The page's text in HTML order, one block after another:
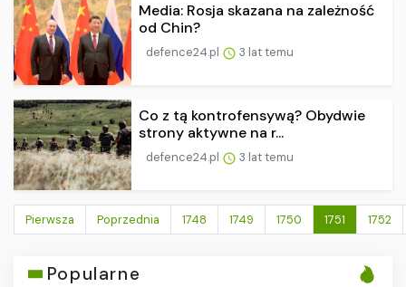
Media: Rosja skazana na zależność
od Chin?
defence24.pl 3 lat temu
Co z tą kontrofensywą? Obydwie
strony aktywne na r...
defence24.pl 3 lat temu
Pierwsza Poprzednia 1748 1749 1750 1751 1752
Popularne